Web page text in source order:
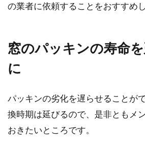
の業者に依頼することをおすすめし
窓のパッキンの寿命
に
パッキンの劣化を遅らせることが
換時期は延びるので、是非ともメ
おきたいところです。